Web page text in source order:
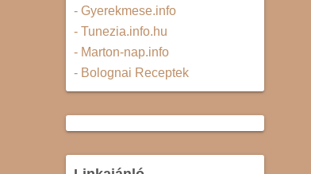
- Gyerekmese.info
- Tunezia.info.hu
- Marton-nap.info
- Bolognai Receptek